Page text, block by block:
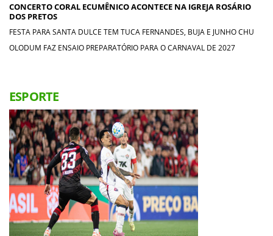
CONCERTO CORAL ECUMÊNICO ACONTECE NA IGREJA ROSÁRIO
DOS PRETOS
FESTA PARA SANTA DULCE TEM TUCA FERNANDES, BUJA E JUNHO CHU
OLODUM FAZ ENSAIO PREPARATÓRIO PARA O CARNAVAL DE 2027
ESPORTE